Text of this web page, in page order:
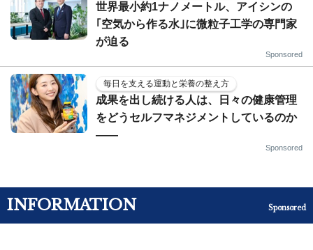
世界最小約1ナノメートル、アイシンの
｢空気から作る水｣に微粒子工学の専門家
が迫る
Sponsored
毎日を支える運動と栄養の整え方
成果を出し続ける人は、日々の健康管理
をどうセルフマネジメントしているのか
——
Sponsored
INFORMATION Sponsored